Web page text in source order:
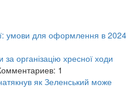
умови для оформлення в 2024
організацію хресної ходи
1
як Зеленський може